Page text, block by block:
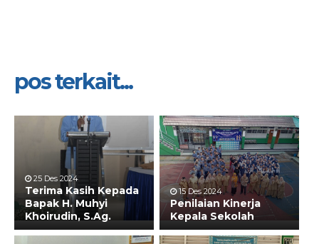
pos terkait...
25 Des 2024
Terima Kasih Kepada
Bapak H. Muhyi
Khoirudin, S.Ag.
15 Des 2024
Penilaian Kinerja
Kepala Sekolah